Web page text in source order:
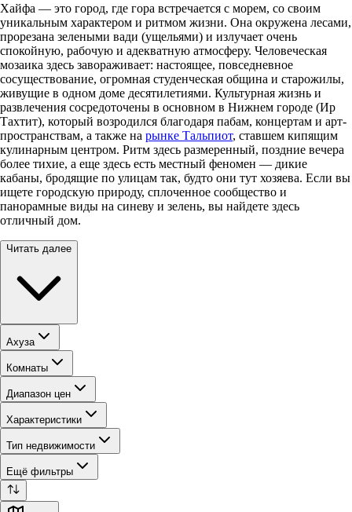
Хайфа — это город, где гора встречается с морем, со своим
уникальным характером и ритмом жизни. Она окружена лесами,
прорезана зелеными вади (ущельями) и излучает очень
спокойную, рабочую и адекватную атмосферу. Человеческая
мозаика здесь завораживает: настоящее, повседневное
сосуществование, огромная студенческая община и старожилы,
живущие в одном доме десятилетиями. Культурная жизнь и
развлечения сосредоточены в основном в Нижнем городе (Ир
Тахтит), который возродился благодаря пабам, концертам и арт-
пространствам, а также на рынке Тальпиот, ставшем кипящим
кулинарным центром. Ритм здесь размеренный, поздние вечера
более тихие, а еще здесь есть местный феномен — дикие
кабаны, бродящие по улицам так, будто они тут хозяева. Если вы
ищете городскую природу, сплоченное сообщество и
панорамные виды на синеву и зелень, вы найдете здесь
отличный дом.
Читать далее
Ахуза
Комнаты
Диапазон цен
Характеристики
Тип недвижимости
Ещё фильтры